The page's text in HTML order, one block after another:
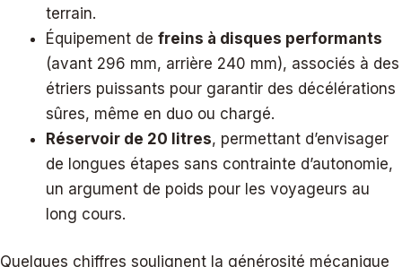
terrain.
Équipement de freins à disques performants
(avant 296 mm, arrière 240 mm), associés à des
étriers puissants pour garantir des décélérations
sûres, même en duo ou chargé.
Réservoir de 20 litres, permettant d’envisager
de longues étapes sans contrainte d’autonomie,
un argument de poids pour les voyageurs au
long cours.
Quelques chiffres soulignent la générosité mécanique